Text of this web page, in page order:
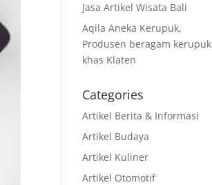
Jasa Artikel Wisata Bali
Aqila Aneka Kerupuk,
Produsen beragam kerupuk
khas Klaten
Categories
Artikel Berita & Informasi
Artikel Budaya
Artikel Kuliner
Artikel Otomotif